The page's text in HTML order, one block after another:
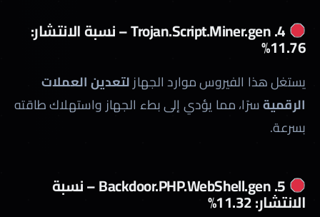
4. Trojan.Script.Miner.gen – نسبة الانتشار:
11.76%
يستغل هذا الفيروس موارد الجهازلتعدين العملات
الرقميةسرًا، مما يؤدي إلى بطء الجهاز واستهلاك طاقته
بسرعة.
5. Backdoor.PHP.WebShell.gen – نسبة
الانتشار: 11.32%